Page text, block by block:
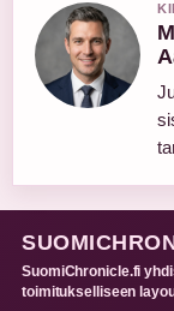
SuomiChronicle.fi
toimitukselliseen